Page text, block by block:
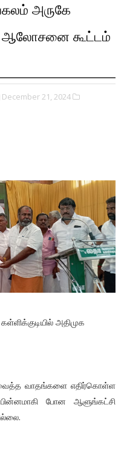
அருகே
ஆலோசனை கூட்டம்
December 21, 2024
அதிமுக
வைத்த வாதங்களை எதிர்கொள்ள
போன ஆளுங்கட்சி